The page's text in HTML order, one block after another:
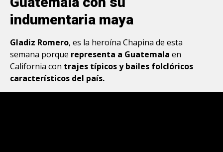
indumentaria maya
Gladiz Romero, es la heroína Chapina de esta
semana porque representa a Guatemala en
California con trajes típicos y bailes folclóricos
característicos del país.